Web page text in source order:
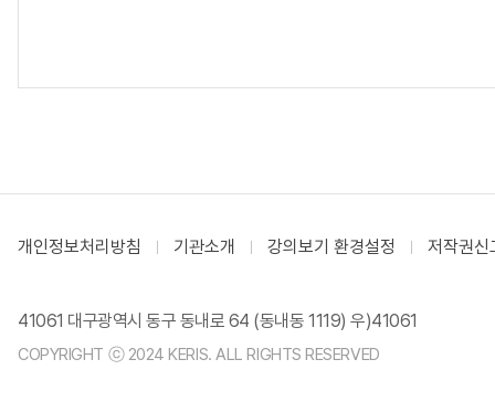
개인정보처리방침 기관소개 강의보기 환경설정 저작권신
41061 대구광역시 동구 동내로 64 (동내동 1119) 우)41061
COPYRIGHT ⓒ 2024 KERIS. ALL RIGHTS RESERVED